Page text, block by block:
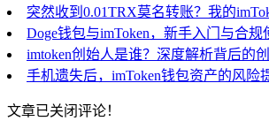
突然收到0.01TRX莫名转账？我的
Doge钱包与imToken，新手入门与合规
imtoken创始人是谁？深度解析背后的
手机遗失后，imToken钱包资产的风险
文章已关闭评论！